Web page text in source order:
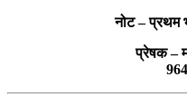
नोट – प्रथम
प्रेषक –